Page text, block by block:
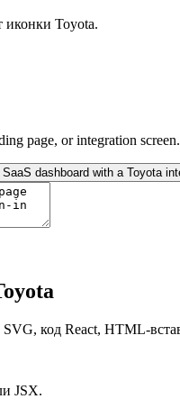
иконки Toyota.
page, or integration screen.
dashboard with a Toyota
код React, HTML-
JSX.